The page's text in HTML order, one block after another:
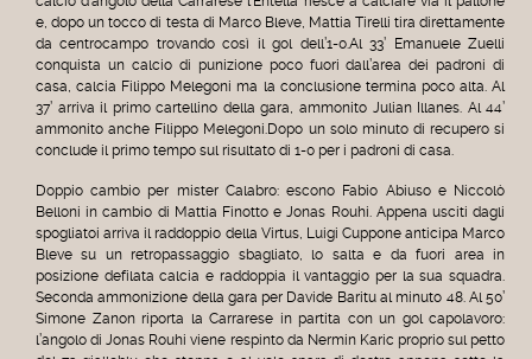
e, dopo un tocco di testa di Marco Bleve, Mattia Tirelli tira direttamente
da centrocampo trovando così il gol dell’1-0.Al 33’ Emanuele Zuelli
conquista un calcio di punizione poco fuori dall’area dei padroni di
casa, calcia Filippo Melegoni ma la conclusione termina poco alta. Al
37’ arriva il primo cartellino della gara, ammonito Julian Illanes. Al 44’
ammonito anche Filippo Melegoni.Dopo un solo minuto di recupero si
conclude il primo tempo sul risultato di 1-0 per i padroni di casa.
Doppio cambio per mister Calabro: escono Fabio Abiuso e Niccolò
Belloni in cambio di Mattia Finotto e Jonas Rouhi. Appena usciti dagli
spogliatoi arriva il raddoppio della Virtus, Luigi Cuppone anticipa Marco
Bleve su un retropassaggio sbagliato, lo salta e da fuori area in
posizione defilata calcia e raddoppia il vantaggio per la sua squadra.
Seconda ammonizione della gara per Davide Baritu al minuto 48. Al 50’
Simone Zanon riporta la Carrarese in partita con un gol capolavoro:
l’angolo di Jonas Rouhi viene respinto da Nermin Karic proprio sul petto